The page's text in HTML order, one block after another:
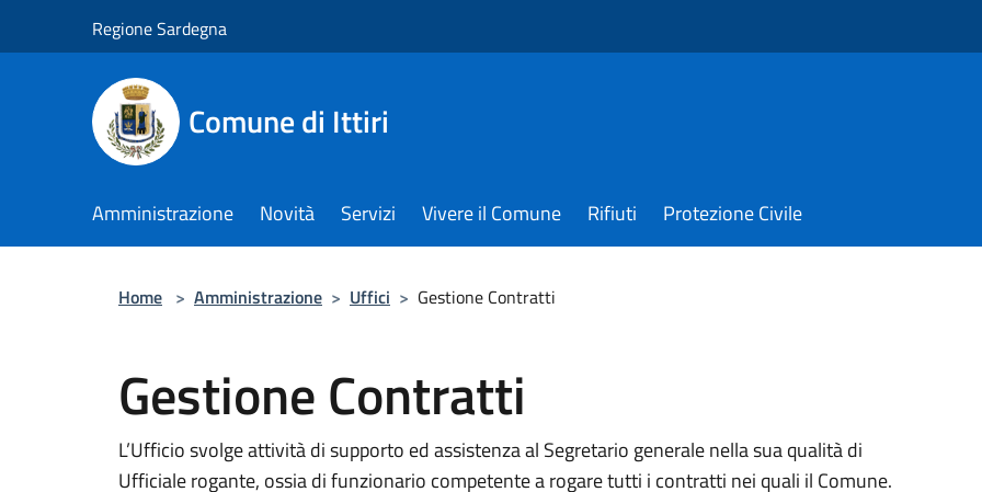
Regione Sardegna
Comune di Ittiri
Amministrazione Novità Servizi Vivere il Comune Rifiuti Protezione Civile
Home > Amministrazione > Uffici > Gestione Contratti
Gestione Contratti
L’Ufficio svolge attività di supporto ed assistenza al Segretario generale nella sua qualità di
Ufficiale rogante, ossia di funzionario competente a rogare tutti i contratti nei quali il Comune.